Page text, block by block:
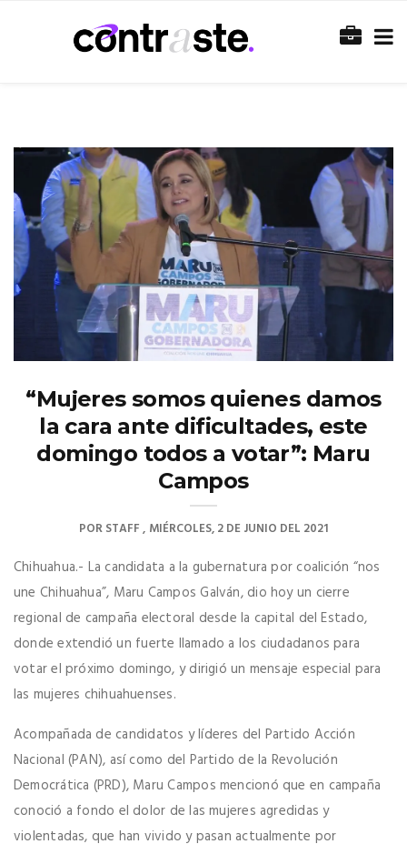
“Mujeres somos quienes damos
la cara ante dificultades, este
domingo todos a votar”: Maru
Campos
PORSTAFF MIÉRCOLES, 2 DE JUNIO DEL 2021
Chihuahua.- La candidata a la gubernatura por coalición “nos
une Chihuahua”, Maru Campos Galván, dio hoy un cierre
regional de campaña electoral desde la capital del Estado,
donde extendió un fuerte llamado a los ciudadanos para
votar el próximo domingo, y dirigió un mensaje especial para
las mujeres chihuahuenses.
Acompañada de candidatos y líderes del Partido Acción
Nacional (PAN), así como del Partido de la Revolución
Democrática (PRD), Maru Campos mencionó que en campaña
conoció a fondo el dolor de las mujeres agredidas y
violentadas, que han vivido y pasan actualmente por